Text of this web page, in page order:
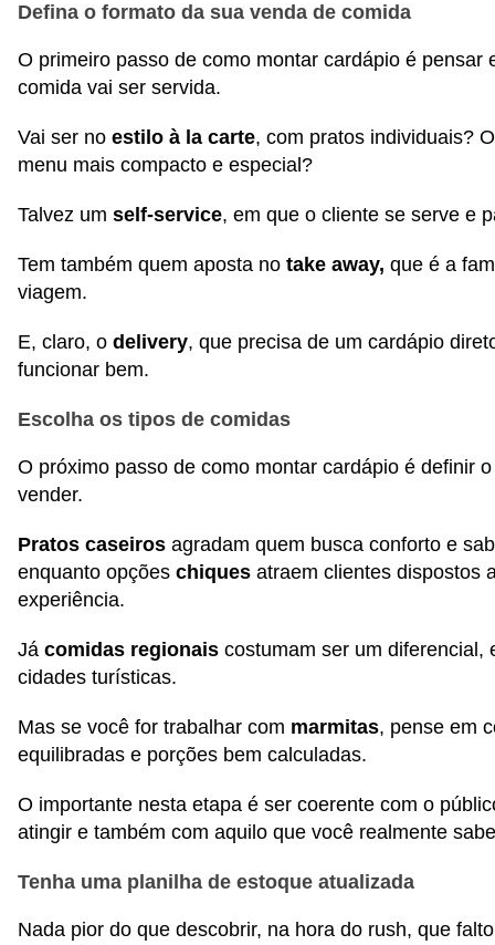
Defina o formato da sua venda de comida
O primeiro passo de como montar cardápio é pensar
comida vai ser servida.
Vai ser no estilo à la carte, com pratos individuais?
menu mais compacto e especial?
Talvez um self-service, em que o cliente se serve e
Tem também quem aposta no take away, que é a
viagem.
E, claro, o delivery, que precisa de um cardápio
funcionar bem.
Escolha os tipos de comidas
O próximo passo de como montar cardápio é definir
vender.
Pratos caseiros agradam quem busca conforto e
enquanto opções chiques atraem clientes dispostos
experiência.
Já comidas regionais costumam ser um diferencial,
cidades turísticas.
Mas se você for trabalhar com marmitas, pense em
equilibradas e porções bem calculadas.
O importante nesta etapa é ser coerente com o
atingir e também com aquilo que você realmente
Tenha uma planilha de estoque atualizada
Nada pior do que descobrir, na hora do rush, que